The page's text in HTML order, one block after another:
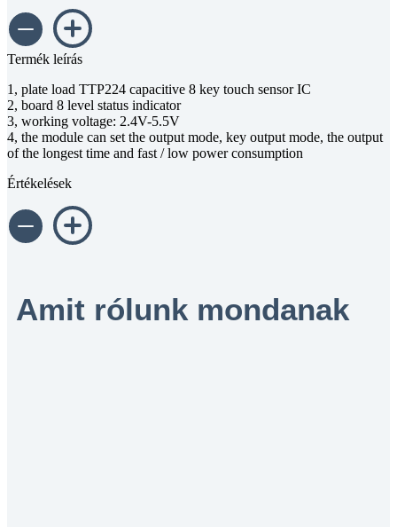
Termék leírás
1, plate load TTP224 capacitive 8 key touch sensor IC
2, board 8 level status indicator
3, working voltage: 2.4V-5.5V
4, the module can set the output mode, key output mode, the output
of the longest time and fast / low power consumption
Értékelések
Amit rólunk mondanak